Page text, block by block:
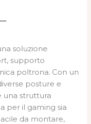
soluzione
supporto
poltrona. Con un
posture e
una struttura
per il gaming sia
da montare,